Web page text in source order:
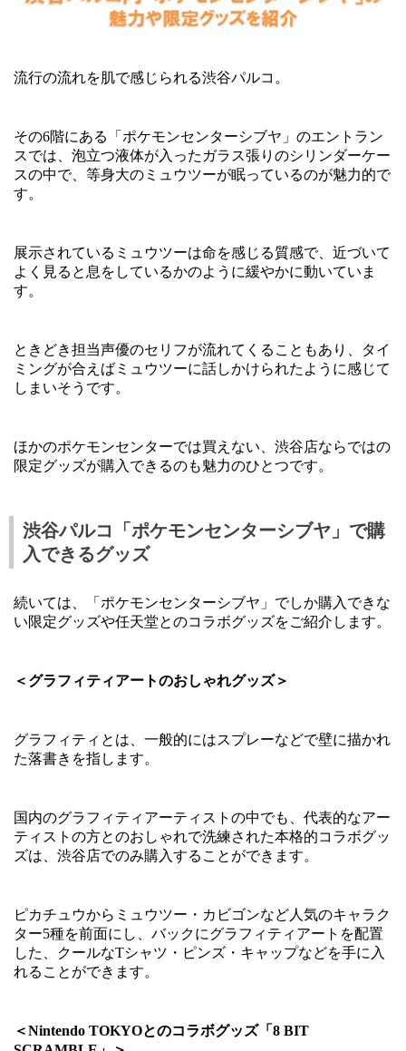
流行の流れを肌で感じられる渋谷パルコ。
その6階にある「ポケモンセンターシブヤ」のエントラン
スでは、泡立つ液体が入ったガラス張りのシリンダーケー
スの中で、等身大のミュウツーが眠っているのが魅力的で
す。
展示されているミュウツーは命を感じる質感で、近づいて
よく見ると息をしているかのように緩やかに動いていま
す。
ときどき担当声優のセリフが流れてくることもあり、タイ
ミングが合えばミュウツーに話しかけられたように感じて
しまいそうです。
ほかのポケモンセンターでは買えない、渋谷店ならではの
限定グッズが購入できるのも魅力のひとつです。
渋谷パルコ「ポケモンセンターシブヤ」で購
入できるグッズ
続いては、「ポケモンセンターシブヤ」でしか購入できな
い限定グッズや任天堂とのコラボグッズをご紹介します。
＜グラフィティアートのおしゃれグッズ＞
グラフィティとは、一般的にはスプレーなどで壁に描かれ
た落書きを指します。
国内のグラフィティアーティストの中でも、代表的なアー
ティストの方とのおしゃれで洗練された本格的コラボグッ
ズは、渋谷店でのみ購入することができます。
ピカチュウからミュウツー・カビゴンなど人気のキャラク
ター5種を前面にし、バックにグラフィティアートを配置
した、クールなTシャツ・ピンズ・キャップなどを手に入
れることができます。
＜Nintendo TOKYOとのコラボグッズ「 8 BIT